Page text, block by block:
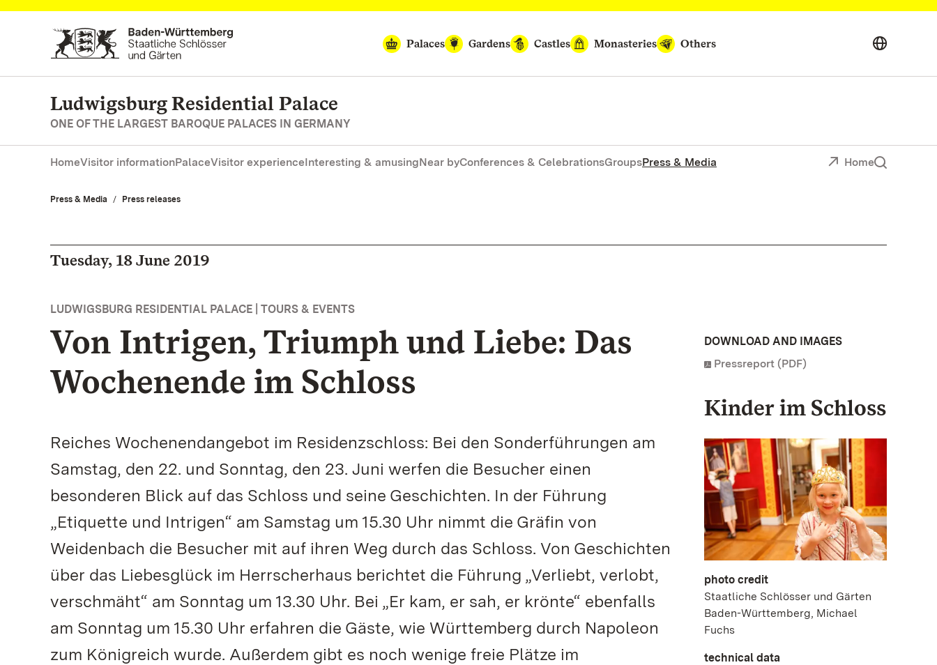
Navigate to main page
Palaces
Gardens Castles Monasteries Others
Ludwigsburg Residential Palace
ONE OF THE LARGEST BAROQUE PALACES IN GERMANY
HomeVisitor informationPalaceVisitor experienceInteresting & amusingNear byConferences & CelebrationsGroupsPress & Media Home
Press & Media Press releases
Tuesday, 18 June 2019
LUDWIGSBURG RESIDENTIAL PALACE | TOURS & EVENTS
Von Intrigen, Triumph und Liebe: Das
Wochenende im Schloss
Reiches Wochenendangebot im Residenzschloss: Bei den Sonderführungen am
Samstag, den 22. und Sonntag, den 23. Juni werfen die Besucher einen
besonderen Blick auf das Schloss und seine Geschichten. In der Führung
„Etiquette und Intrigen“ am Samstag um 15.30 Uhr nimmt die Gräfin von
Weidenbach die Besucher mit auf ihren Weg durch das Schloss. Von Geschichten
über das Liebesglück im Herrscherhaus berichtet die Führung „Verliebt, verlobt,
verschmäht“ am Sonntag um 13.30 Uhr. Bei „Er kam, er sah, er krönte“ ebenfalls
am Sonntag um 15.30 Uhr erfahren die Gäste, wie Württemberg durch Napoleon
zum Königreich wurde. Außerdem gibt es noch wenige freie Plätze im
DOWNLOAD AND IMAGES
Pressreport (PDF)
Kinder im Schloss
photo credit
Staatliche Schlösser und Gärten
Baden-Württemberg, Michael
Fuchs
technical data